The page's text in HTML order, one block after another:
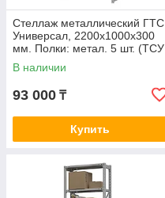
Стеллаж металлический ГТС
Универсал, 2200x1000x300
мм. Полки: метал. 5 шт. (ТСУ
22100350)
В наличии
93 000 ₸
Купить